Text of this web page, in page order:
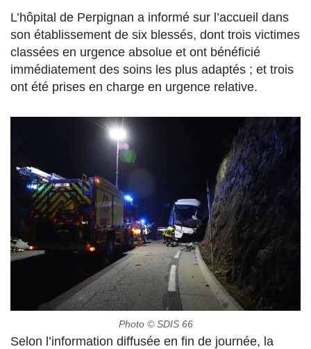
L’hôpital de Perpignan a informé sur l’accueil dans
son établissement de six blessés, dont trois victimes
classées en urgence absolue et ont bénéficié
immédiatement des soins les plus adaptés ; et trois
ont été prises en charge en urgence relative.
Photo © SDIS 66
Selon l’information diffusée en fin de journée, la